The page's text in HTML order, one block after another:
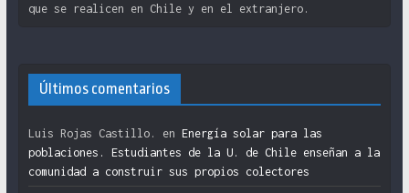
que se realicen en Chile y en el extranjero.
Últimos comentarios
Luis Rojas Castillo. en Energía solar para las
poblaciones. Estudiantes de la U. de Chile enseñan a la
comunidad a construir sus propios colectores